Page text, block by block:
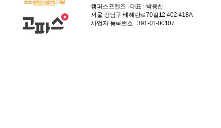
캠퍼스프렌즈 | 대표 : 박종찬
서울 강남구 테헤란로70길12 402-418A
사업자 등록번호 : 391-01-00107